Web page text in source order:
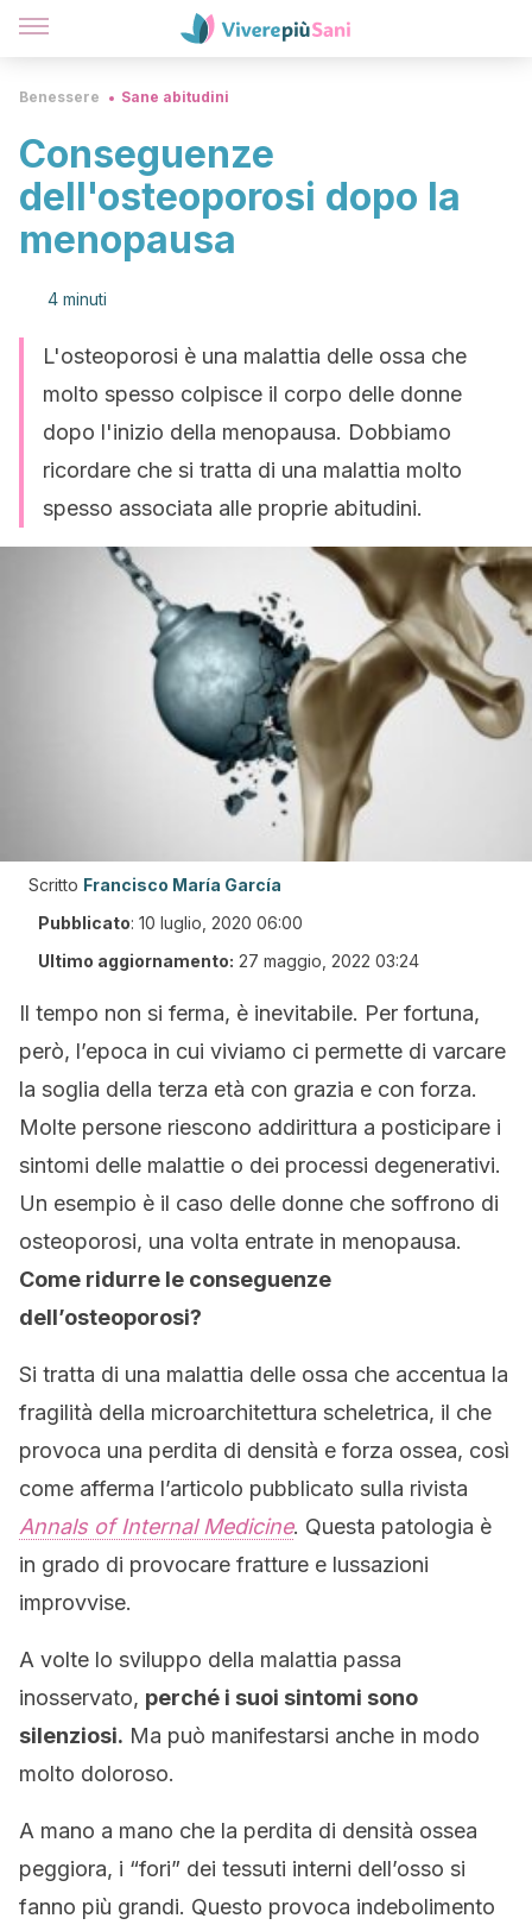
Benessere Sane abitudini
Conseguenze
dell'osteoporosi dopo la
menopausa
4 minuti
L'osteoporosi è una malattia delle ossa che
molto spesso colpisce il corpo delle donne
dopo l'inizio della menopausa. Dobbiamo
ricordare che si tratta di una malattia molto
spesso associata alle proprie abitudini.
Scritto Francisco María García
Pubblicato: 10 luglio, 2020 06:00
Ultimo aggiornamento: 27 maggio, 2022 03:24
Il tempo non si ferma, è inevitabile. Per fortuna,
però, l’epoca in cui viviamo ci permette di varcare
la soglia della terza età con grazia e con forza.
Molte persone riescono addirittura a posticipare i
sintomi delle malattie o dei processi degenerativi.
Un esempio è il caso delle donne che soffrono di
osteoporosi, una volta entrate in menopausa.
Come ridurre le conseguenze
dell’osteoporosi?
Si tratta di una malattia delle ossa che accentua la
fragilità della microarchitettura scheletrica, il che
provoca una perdita di densità e forza ossea, così
come afferma l’articolo pubblicato sulla rivista
Annals of Internal Medicine. Questa patologia è
in grado di provocare fratture e lussazioni
improvvise.
A volte lo sviluppo della malattia passa
inosservato, perché i suoi sintomi sono
silenziosi. Ma può manifestarsi anche in modo
molto doloroso.
A mano a mano che la perdita di densità ossea
peggiora, i “fori” dei tessuti interni dell’osso si
fanno più grandi. Questo provoca indebolimento